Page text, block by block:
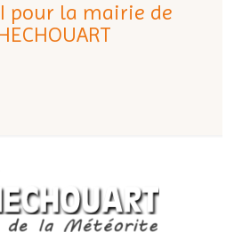
pour la mairie de